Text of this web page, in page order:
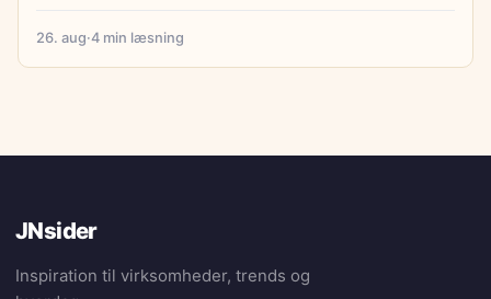
26. aug·4 min læsning
JNsider
Inspiration til virksomheder, trends og